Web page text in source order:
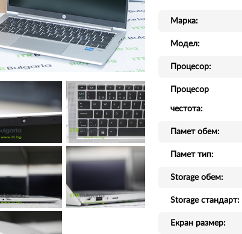
Марка:
Модел:
Процесор:
Процесор
честота:
Памет обем:
Памет тип:
Storage обем:
Storage стандарт:
Екран размер: